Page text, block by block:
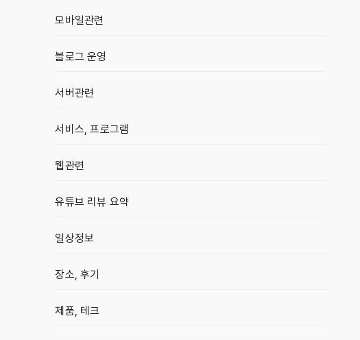
모바일관련
블로그 운영
서버관련
서비스, 프로그램
웹관련
유튜브 리뷰 요약
일상정보
장소, 후기
제품, 테크